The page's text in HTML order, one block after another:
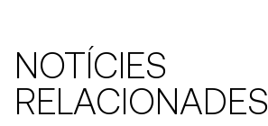
NOTÍCIES
RELACIONADES